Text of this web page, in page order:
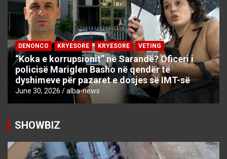
DENONCO KRYESORE KRYESORE VETING
“Koka e korrupsionit” në Sarandë? Oficeri i
policisë Mariglen Basho në qendër të
dyshimeve për pazaret e dosjes së IMT-së
June 30, 2026 alba-news
SHOWBIZ